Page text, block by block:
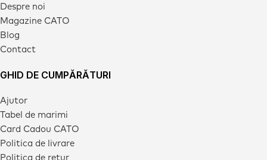
Despre noi
Magazine CATO
Blog
Contact
GHID DE CUMPĂRĂTURI
Ajutor
Tabel de marimi
Card Cadou CATO
Politica de livrare
Politica de retur